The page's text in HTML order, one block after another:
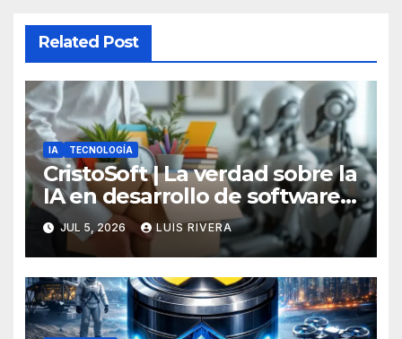
Related Post
IA TECNOLOGÍA
CristoSoft | La verdad sobre la
IA en desarrollo de software:
potencia, límites y la
necesidad crítica de
intervención humana
JUL 5, 2026 LUIS RIVERA